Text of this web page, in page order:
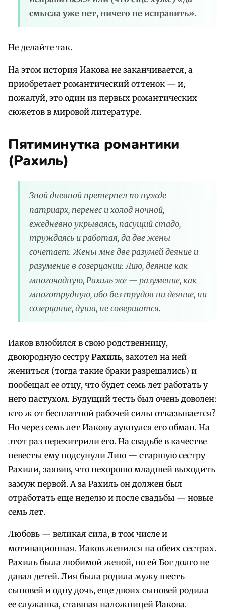
смысла уже нет, ничего не исправить».
Не делайте так.
На этом история Иакова не заканчивается, а
приобретает романтический оттенок — и,
пожалуй, это один из первых романтических
сюжетов в мировой литературе.
Пятиминутка романтики
(Рахиль)
Зной дневной претерпел по нужде
патриарх, перенес и холод ночной,
ежедневно укрываясь, пасущий стадо,
труждаясь и работая, да две жены
сочетает. Жены мне две разумей деяние и
разумение в созерцании: Лию, деяние как
многочадную, Рахиль же — разумение, как
многотрудную, ибо без трудов ни деяние, ни
созерцание, душа, не совершатся.
Иаков влюбился в свою родственницу,
двоюродную сеструРахиль, захотел на ней
жениться (тогда такие браки разрешались) и
пообещал ее отцу, что будет семь лет работать у
него пастухом. Будущий тесть был очень доволен:
кто ж от бесплатной рабочей силы отказывается?
Но через семь лет Иакову аукнулся его обман. На
этот раз перехитрили его. На свадьбе в качестве
невесты ему подсунули Лию — старшую сестру
Рахили, заявив, что нехорошо младшей выходить
замуж первой. А за Рахиль он должен был
отработать еще неделю и после свадьбы — новые
семь лет.
Любовь — великая сила, в том числе и
мотивационная. Иаков женился на обеих сестрах.
Рахиль была любимой женой, но ей Бог долго не
давал детей. Лия была родила мужу шесть
сыновей и одну дочь, еще двоих сыновей родила
ее служанка, ставшая наложницей Иакова.